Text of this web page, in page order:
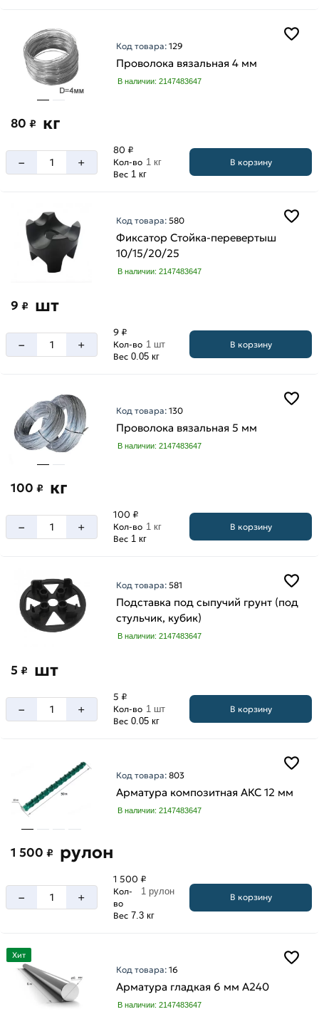
Код товара:129
Проволока вязальная 4 мм
В наличии: 2147483647
80 ₽ кг
– +
80 ₽
Кол-во 1 кг
Вес 1 кг
В корзину
Код товара:580
Фиксатор Стойка-перевертыш
10/15/20/25
В наличии: 2147483647
9 ₽ шт
– +
9 ₽
Кол-во 1 шт
Вес 0.05 кг
В корзину
Код товара:130
Проволока вязальная 5 мм
В наличии: 2147483647
100 ₽ кг
– +
100 ₽
Кол-во 1 кг
Вес 1 кг
В корзину
Код товара:581
Подставка под сыпучий грунт (под
стульчик, кубик)
В наличии: 2147483647
5 ₽ шт
– +
5 ₽
Кол-во 1 шт
Вес 0.05 кг
В корзину
Код товара:803
Арматура композитная АКС 12 мм
В наличии: 2147483647
1 500 ₽ рулон
– +
1 500 ₽
Кол-
во
1 рулон
Вес 7.3 кг
В корзину
Хит
Код товара:16
Арматура гладкая 6 мм A240
В наличии: 2147483647